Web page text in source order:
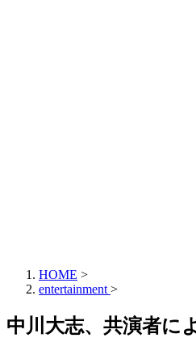
HOME >
entertainment >
中川大志、共演者に